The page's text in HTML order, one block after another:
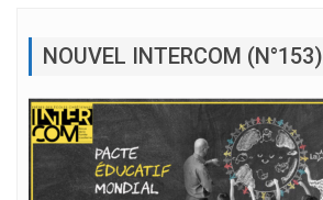
NOUVEL INTERCOM (N°153)